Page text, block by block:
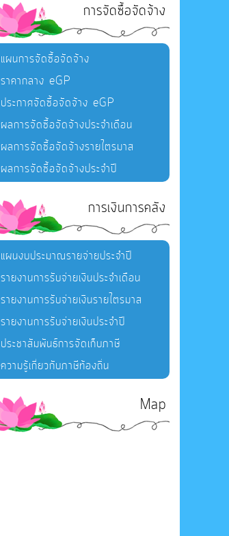
การจัดซื้อจัดจ้าง
แผนการจัดซื้อจัดจ้าง
ราคากลาง eGP
ประกาศจัดซื้อจัดจ้าง eGP
ผลการจัดซื้อจัดจ้างประจำเดือน
ผลการจัดซื้อจัดจ้างรายไตรมาส
ผลการจัดซื้อจัดจ้างประจำปี
การเงินการคลัง
แผนงบประมาณรายจ่ายประจำปี
รายงานการรับจ่ายเงินประจำเดือน
รายงานการรับจ่ายเงินรายไตรมาส
รายงานการรับจ่ายเงินประจำปี
ประชาสัมพันธ์การจัดเก็บภาษี
ความรู้เกี่ยวกับภาษีท้องถิ่น
Map